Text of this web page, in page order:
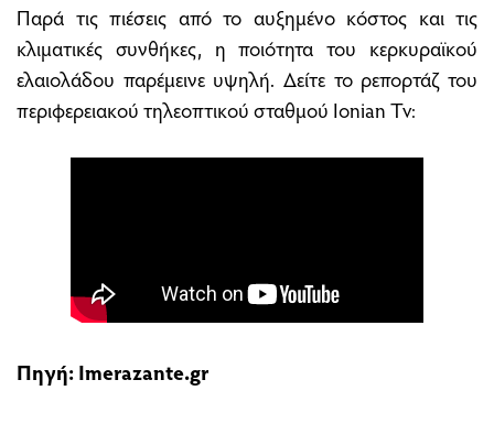
Παρά τις πιέσεις από το αυξημένο κόστος και τις
κλιματικές συνθήκες, η ποιότητα του κερκυραϊκού
ελαιολάδου παρέμεινε υψηλή. Δείτε το ρεπορτάζ του
περιφερειακού τηλεοπτικού σταθμού Ionian Tv:
Πηγή:Ιmerazante.gr